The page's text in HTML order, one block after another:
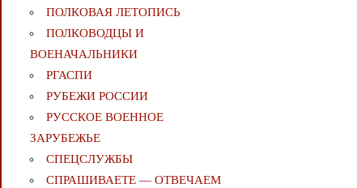
ПОЛКОВАЯ ЛЕТОПИСЬ
ПОЛКОВОДЦЫ И
ВОЕНАЧАЛЬНИКИ
РГАСПИ
РУБЕЖИ РОССИИ
РУССКОЕ ВОЕННОЕ
ЗАРУБЕЖЬЕ
СПЕЦСЛУЖБЫ
СПРАШИВАЕТЕ — ОТВЕЧАЕМ